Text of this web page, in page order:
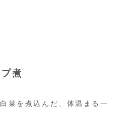
煮
菜を煮込んだ、体温まる一